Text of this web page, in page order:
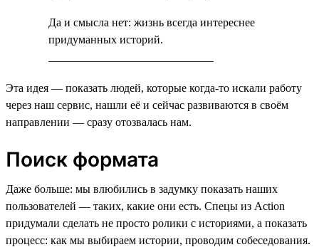
Да и смысла нет: жизнь всегда интереснее
придуманных историй.
Эта идея — показать людей, которые когда-то искали работу
через наш сервис, нашли её и сейчас развиваются в своём
направлении — сразу отозвалась нам.
Поиск формата
Даже больше: мы влюбились в задумку показать наших
пользователей — таких, какие они есть. Спецы из Action
придумали сделать не просто ролики с историями, а показать
процесс: как мы выбираем истории, проводим собеседования.